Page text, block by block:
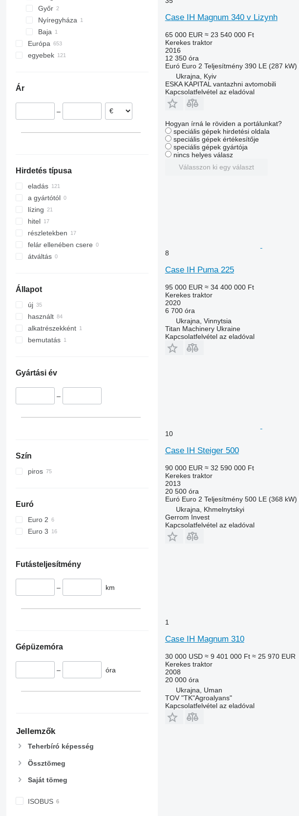
6610
6630
6800
6820
6830
6930
7230 R
7820
7930
8100
8200
8230
8270 R
8295
8300
8330
8335 R
8345 R
8370 R
8400
8520
9510 R
9520
9530
Győr
Nyíregyháza
Baja
Európa
Németország
Ausztria
Dánia
egyebek
Kyiv
Vinnytsia
mindet mutassa
Ár
–
Hirdetés típusa
eladás
a gyártótól
lízing
hitel
részletekben
felár ellenében csere
átváltás
Állapot
új
használt
alkatrészekként
bemutatás
Gyártási év
–
Szín
piros
Euró
Euro 2
Euro 3
Futásteljesítmény
– km
Gépüzemóra
– óra
Jellemzők
Teherbíró képesség
Össztömeg
Saját tömeg
ISOBUS
Case IH Magnum 340 v Lizynh
65 000 EUR ≈ 23 540 000 Ft
Kerekes traktor
2016
12 350 óra
Euró Euro 2 Teljesítmény 390 LE (287 kW)
Ukrajna, Kyiv
ESKA KAPITAL vantazhni avtomobili
Kapcsolatfelvétel az eladóval
Hogyan írná le röviden a portálunkat?
speciális gépek hirdetési oldala
speciális gépek értékesítője
speciális gépek gyártója
nincs helyes válasz
Válasszon ki egy választ
8
Case IH Puma 225
95 000 EUR ≈ 34 400 000 Ft
Kerekes traktor
2020
6 700 óra
Ukrajna, Vinnytsia
Titan Machinery Ukraine
Kapcsolatfelvétel az eladóval
10
Case IH Steiger 500
90 000 EUR ≈ 32 590 000 Ft
Kerekes traktor
2013
20 500 óra
Euró Euro 2 Teljesítmény 500 LE (368 kW)
Ukrajna, Khmelnytskyi
Gerrom Invest
Kapcsolatfelvétel az eladóval
1
Case IH Magnum 310
30 000 USD ≈ 9 401 000 Ft ≈ 25 970 EUR
Kerekes traktor
2008
20 000 óra
Ukrajna, Uman
TOV "TK"Agroalyans"
Kapcsolatfelvétel az eladóval